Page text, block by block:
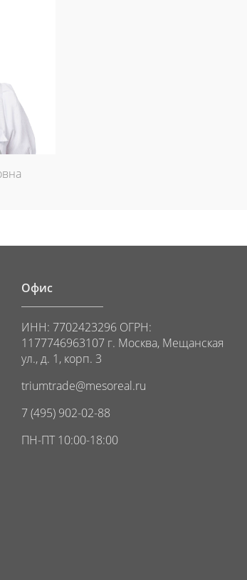
Офис
ИНН: 7702423296 ОГРН:
1177746963107 г. Москва, Мещанская
ул., д. 1, корп. 3
triumtrade@mesoreal.ru
7 (495) 902-02-88
ПН-ПТ 10:00-18:00